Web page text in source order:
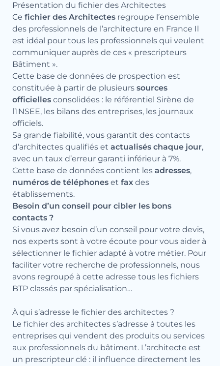
Présentation du fichier des Architectes
Ce fichier des Architectes regroupe l’ensemble
des professionnels de l’architecture en France Il
est idéal pour tous les professionnels qui veulent
communiquer auprès de ces « prescripteurs
Bâtiment ».
Cette base de données de prospection est
constituée à partir de plusieurs sources
officielles consolidées : le référentiel Sirène de
l’INSEE, les bilans des entreprises, les journaux
officiels.
Sa grande fiabilité, vous garantit des contacts
d’architectes qualifiés et actualisés chaque jour,
avec un taux d’erreur garanti inférieur à 7%.
Cette base de données contient les adresses,
numéros de téléphones et fax des
établissements.
Besoin d’un conseil pour cibler les bons
contacts ?
Si vous avez besoin d’un conseil pour votre devis,
nos experts sont à votre écoute pour vous aider à
sélectionner le fichier adapté à votre métier. Pour
faciliter votre recherche de professionnels, nous
avons regroupé à cette adresse tous les fichiers
BTP classés par spécialisation…
À qui s’adresse le fichier des architectes ?
Le fichier des architectes s’adresse à toutes les
entreprises qui vendent des produits ou services
aux professionnels du bâtiment. L’architecte est
un prescripteur clé : il influence directement les